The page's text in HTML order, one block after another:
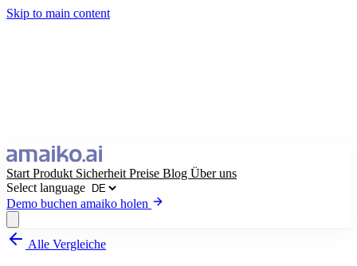
Skip to main content
Start Produkt Sicherheit Preise Blog Über uns
Select language
Demo buchen amaiko holen
amaiko holen Demo buchen
Alle Vergleiche